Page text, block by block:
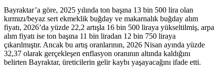
Bayraktar’a göre, 2025 yılında ton başına 13 bin 500 lira olan
kırmızı/beyaz sert ekmeklik buğday ve makarnalık buğday alım
fiyatı, 2026’da yüzde 22,2 artışla 16 bin 500 liraya yükseltilmiş, arpa
alım fiyatı ise ton başına 11 bin liradan 12 bin 750 liraya
çıkarılmıştır. Ancak bu artış oranlarının, 2026 Nisan ayında yüzde
32,37 olarak gerçekleşen enflasyon oranının altında kaldığını
belirten Bayraktar, üreticilerin gelir kaybı yaşayacağını ifade etti.